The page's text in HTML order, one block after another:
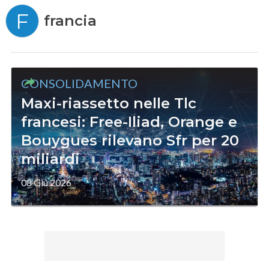
F francia
CONSOLIDAMENTO
Maxi-riassetto nelle Tlc
francesi: Free-Iliad, Orange e
Bouygues rilevano Sfr per 20
miliardi
08 Giu 2026